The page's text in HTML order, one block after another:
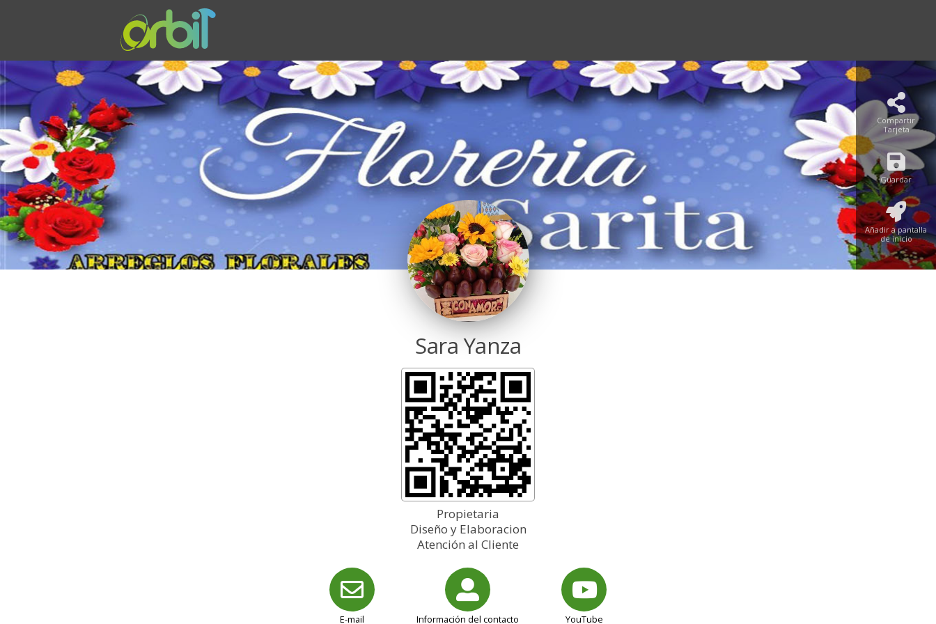
Compartir
Tarjeta
Guardar
Añadir a pantalla
de inicio
SaraYanza
Propietaria
Diseño y Elaboracion
Atención al Cliente
E-mail Información del contacto YouTube